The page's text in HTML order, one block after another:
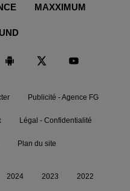
MAXXIMUM
Publicité - Agence FG
Légal - Confidentialité
Plan du site
2024 2023 2022